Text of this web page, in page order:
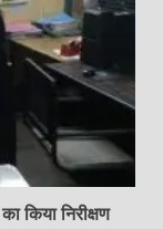
किया निरीक्षण